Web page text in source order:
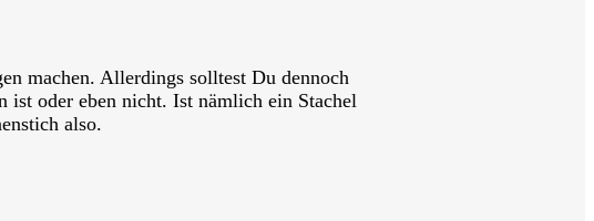
machen. Allerdings solltest Du dennoch
oder eben nicht. Ist nämlich ein Stachel
also.